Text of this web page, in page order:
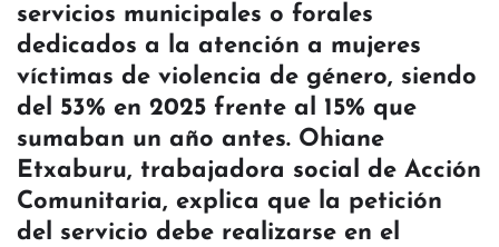
servicios municipales o forales
dedicados a la atención a mujeres
víctimas de violencia de género, siendo
del 53% en 2025 frente al 15% que
sumaban un año antes. Ohiane
Etxaburu, trabajadora social de Acción
Comunitaria, explica que la petición
del servicio debe realizarse en el